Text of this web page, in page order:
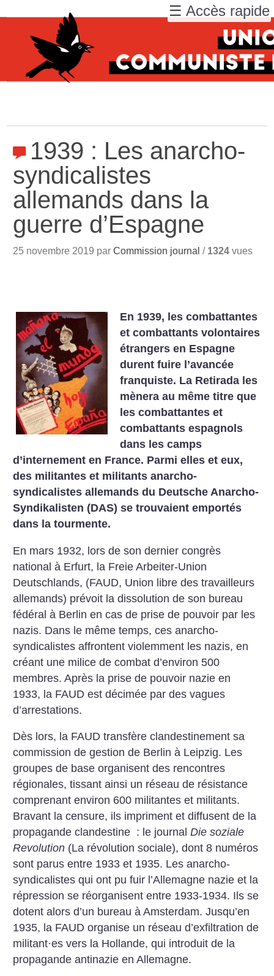
1939 : Les anarcho-
syndicalistes
allemands dans la
guerre d’Espagne
25 novembre 2019 parCommission journal / 1324 vues
En 1939, les combattantes
et combattants volontaires
étrangers en Espagne
durent fuire l’avancée
franquiste. La Retirada les
mènera au même titre que
les combattantes et
combattants espagnols
dans les camps
d’internement en France. Parmi elles et eux,
des militantes et militants anarcho-
syndicalistes allemands du Deutsche Anarcho-
Syndikalisten (DAS) se trouvaient emportés
dans la tourmente.
En mars 1932, lors de son dernier congrès
national à Erfurt, la Freie Arbeiter-Union
Deutschlands, (FAUD, Union libre des travailleurs
allemands) prévoit la dissolution de son bureau
fédéral à Berlin en cas de prise de pouvoir par les
nazis. Dans le même temps, ces anarcho-
syndicalistes affrontent violemment les nazis, en
créant une milice de combat d’environ 500
membres. Après la prise de pouvoir nazie en
1933, la FAUD est décimée par des vagues
d’arrestations.
Dès lors, la FAUD transfère clandestinement sa
commission de gestion de Berlin à Leipzig. Les
groupes de base organisent des rencontres
régionales, tissant ainsi un réseau de résistance
comprenant environ 600 militantes et militants.
Bravant la censure, ils impriment et diffusent de la
propagande clandestine : le journalDie soziale
Revolution (La révolution sociale), dont 8 numéros
sont parus entre 1933 et 1935. Les anarcho-
syndicalistes qui ont pu fuir l’Allemagne nazie et la
répression se réorganisent entre 1933-1934. Ils se
dotent alors d’un bureau à Amsterdam. Jusqu’en
1935, la FAUD organise un réseau d’exfiltration de
militant·es vers la Hollande, qui introduit de la
propagande antinazie en Allemagne.
☰ Accès rapide